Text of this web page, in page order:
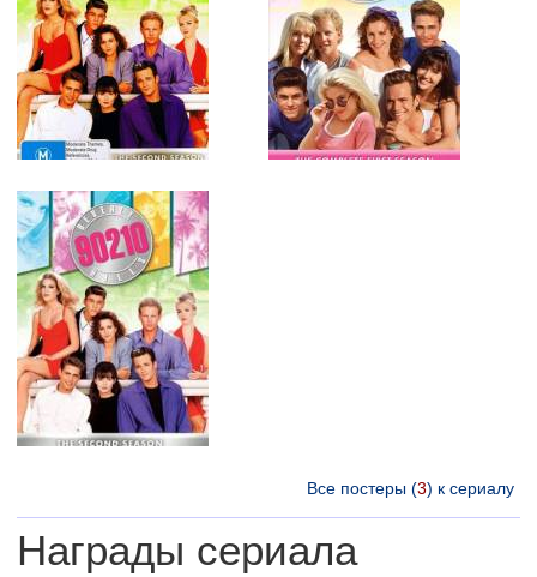
Все постеры (3) к сериалу
Награды сериала